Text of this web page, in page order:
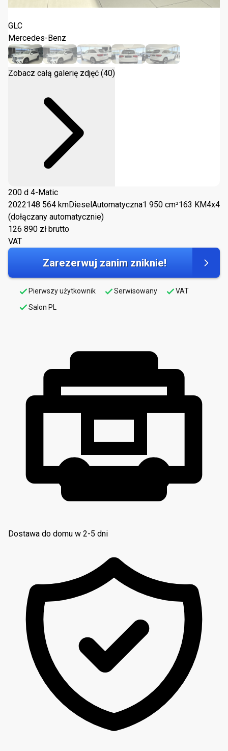
Mercedes-Benz GLC 200 d 4-Matic 2022
GLC
Mercedes-Benz
Zobacz całą galerię zdjęć (40)
200 d 4-Matic
2022148 564 kmDiesel Automatyczna1 950 cm³163 KM4x4
(dołączany automatycznie)
126 890 zł brutto
VAT
Zarezerwuj zanim zniknie!
Pierwszy użytkownik Serwisowany
VAT
Salon PL
Dostawa do domu w 2-5 dni